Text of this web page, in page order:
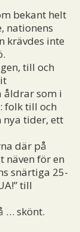
bekant helt
nationens
krävdes inte
till och
åldrar som i
folk till och
nya tider, ett
där på
näven för en
snärtiga 25-
till
… skönt.